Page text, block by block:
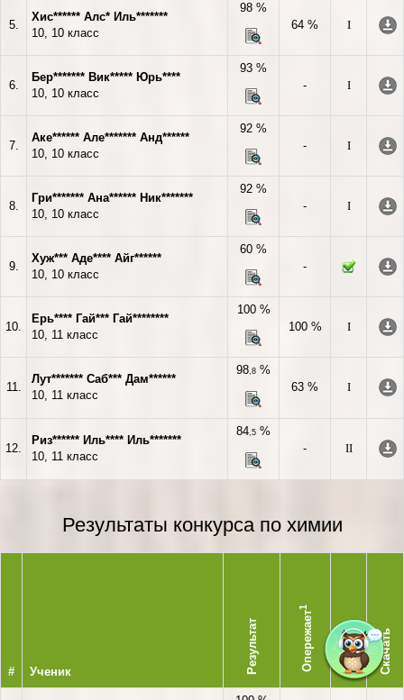
5.
Хис****** Алс* Иль*******
10, 10 класс
98 %
64 %
I
6.
Бер******* Вик***** Юрь****
10, 10 класс
93 %
-
I
7.
Аке****** Але******* Анд******
10, 10 класс
92 %
-
I
8.
Гри******* Ана****** Ник*******
10, 10 класс
92 %
-
I
9.
Хуж*** Аде**** Айг******
10, 10 класс
60 %
-
10.
Ерь**** Гай*** Гай********
10, 11 класс
100 %
100 %
I
11.
Лут******* Саб*** Дам******
10, 11 класс
98,8 %
63 %
I
12.
Риз****** Иль**** Иль*******
10, 11 класс
84,5 %
-
II
Результаты конкурса по химии
# Ученик Результат Опережает
1
Степень Скачать